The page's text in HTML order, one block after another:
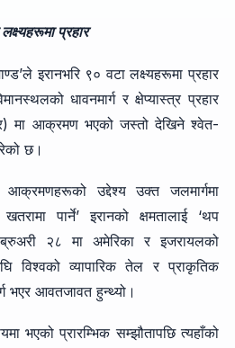
प्रहार
इरानभरि ९० वटा लक्ष्यहरूमा प्रहार
धावनमार्ग र क्षेप्यास्त्र प्रहार
मा आक्रमण भएको जस्तो देखिने श्वेत-
छ।
उद्देश्य उक्त जलमार्गमा
पार्ने’ इरानको क्षमतालाई ‘थप
२८ मा अमेरिका र इजरायलको
व्यापारिक तेल र प्राकृतिक
भएर आवतजावत हुन्थ्यो।
भएको प्रारम्भिक सम्झौतापछि त्यहाँको